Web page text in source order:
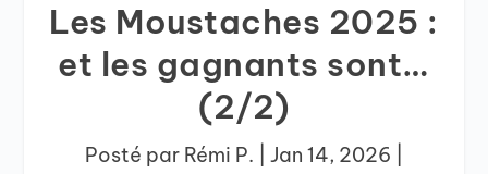
Les Moustaches 2025 :
et les gagnants sont…
(2/2)
Posté par Rémi P. Jan 14, 2026